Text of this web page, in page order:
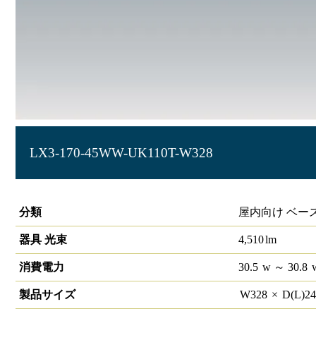
LX3-170-45WW-UK110T-W328
分類
屋内向け ベー
器具 光束 4,510lm
消費電力 30.5 w～ 30.8
製品サイズ W328 × D(L)